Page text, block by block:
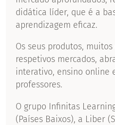
didática líder, que é a
aprendizagem eficaz.
Os seus produtos,
respetivos mercados,
interativo, ensino online
professores.
O grupo Infinitas
(Países Baixos), a Liber